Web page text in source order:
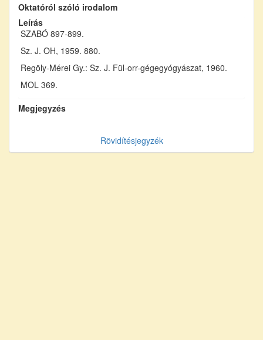
Oktatóról szóló irodalom
Leírás
SZABÓ 897-899.
Sz. J. OH, 1959. 880.
Regöly-Mérei Gy.: Sz. J. Fül-orr-gégegyógyászat, 1960.
MOL 369.
Megjegyzés
Rövidítésjegyzék